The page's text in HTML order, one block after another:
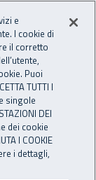
Apri cerca
e
I cookie di
il corretto
Puoi
TUTTI I
singole
DEI
dei cookie
I COOKIE
i dettagli,